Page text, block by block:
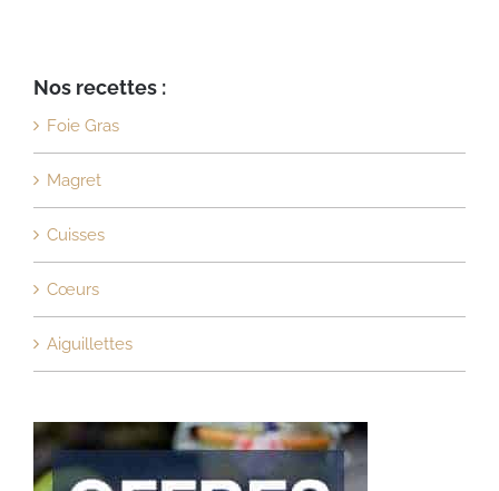
Nos recettes :
Foie Gras
Magret
Cuisses
Cœurs
Aiguillettes